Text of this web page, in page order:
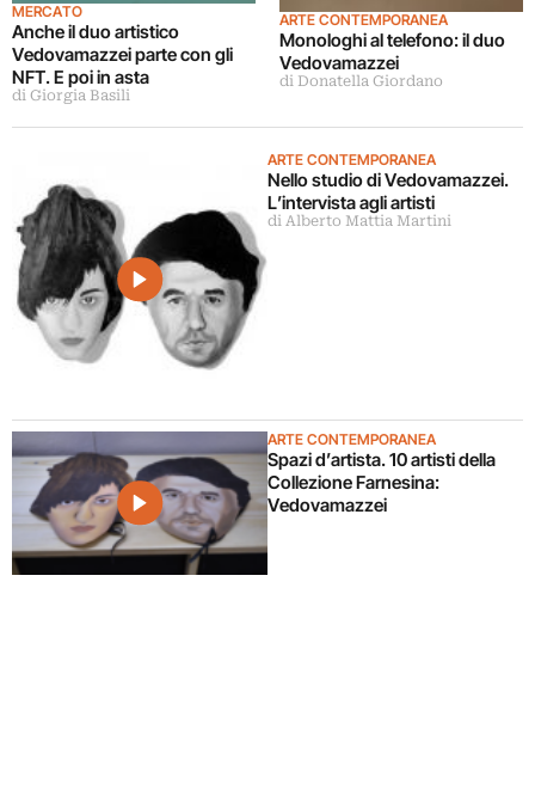
MERCATO
Anche il duo artistico
Vedovamazzei parte con gli
NFT. E poi in asta
di Giorgia Basili
ARTE CONTEMPORANEA
Monologhi al telefono: il duo
Vedovamazzei
di Donatella Giordano
ARTE CONTEMPORANEA
Nello studio di Vedovamazzei.
L’intervista agli artisti
di Alberto Mattia Martini
ARTE CONTEMPORANEA
Spazi d’artista. 10 artisti della
Collezione Farnesina:
Vedovamazzei